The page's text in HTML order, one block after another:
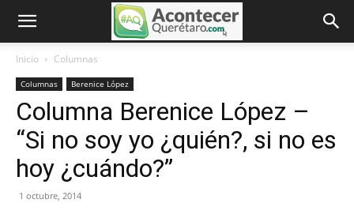
Inicio Columnas
Columnas Berenice López
Columna Berenice López –
“Si no soy yo ¿quién?, si no es
hoy ¿cuándo?”
1 octubre, 2014